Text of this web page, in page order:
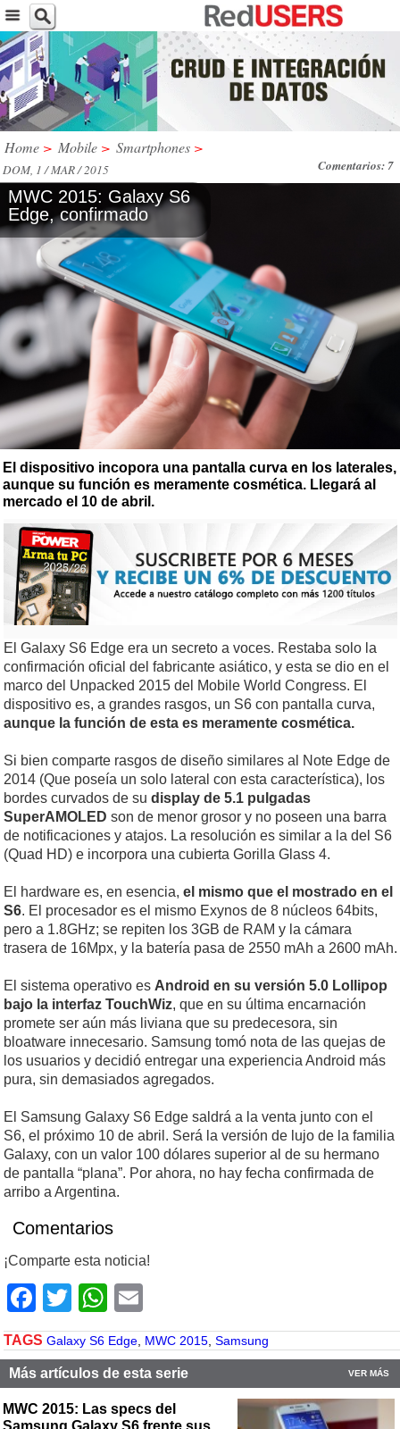
Home > Mobile > Smartphones >
Comentarios: 7
DOM, 1 / MAR / 2015
MWC 2015: Galaxy S6
Edge, confirmado
El dispositivo incopora una pantalla curva en los laterales,
aunque su función es meramente cosmética. Llegará al
mercado el 10 de abril.
El Galaxy S6 Edge era un secreto a voces. Restaba solo la
confirmación oficial del fabricante asiático, y esta se dio en el
marco del Unpacked 2015 del Mobile World Congress. El
dispositivo es, a grandes rasgos, un S6 con pantalla curva,
aunque la función de esta es meramente cosmética.
Si bien comparte rasgos de diseño similares al Note Edge de
2014 (Que poseía un solo lateral con esta característica), los
bordes curvados de su display de 5.1 pulgadas
SuperAMOLED son de menor grosor y no poseen una barra
de notificaciones y atajos. La resolución es similar a la del S6
(Quad HD) e incorpora una cubierta Gorilla Glass 4.
El hardware es, en esencia, el mismo que el mostrado en el
S6. El procesador es el mismo Exynos de 8 núcleos 64bits,
pero a 1.8GHz; se repiten los 3GB de RAM y la cámara
trasera de 16Mpx, y la batería pasa de 2550 mAh a 2600 mAh.
El sistema operativo es Android en su versión 5.0 Lollipop
bajo la interfaz TouchWiz, que en su última encarnación
promete ser aún más liviana que su predecesora, sin
bloatware innecesario. Samsung tomó nota de las quejas de
los usuarios y decidió entregar una experiencia Android más
pura, sin demasiados agregados.
El Samsung Galaxy S6 Edge saldrá a la venta junto con el
S6, el próximo 10 de abril. Será la versión de lujo de la familia
Galaxy, con un valor 100 dólares superior al de su hermano
de pantalla “plana”. Por ahora, no hay fecha confirmada de
arribo a Argentina.
Comentarios
¡Comparte esta noticia!
Facebook
TwitterWhatsApp
TAGS Galaxy S6 Edge MWC 2015 Samsung
Más artículos de esta serie VER MÁS
MWC 2015: Las specs del
Samsung Galaxy S6 frente sus